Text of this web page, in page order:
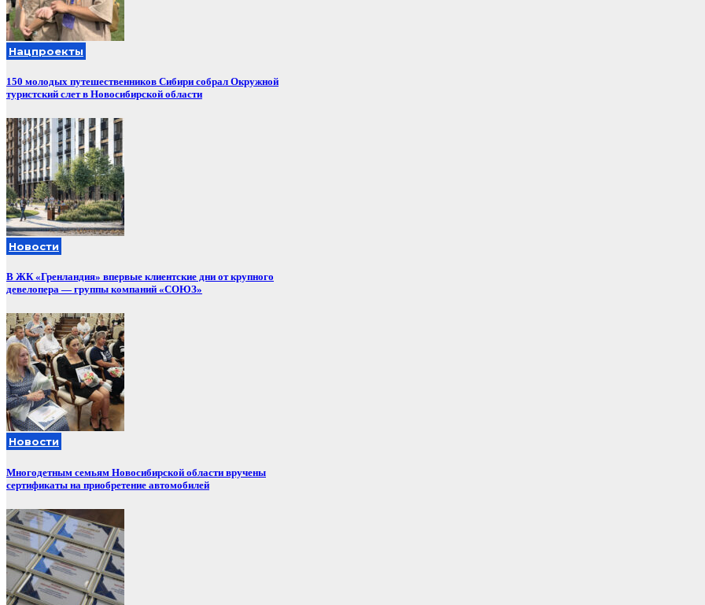
Нацпроекты
150 молодых путешественников Сибири собрал Окружной
туристский слет в Новосибирской области
Новости
В ЖК «Гренландия» впервые клиентские дни от крупного
девелопера — группы компаний «СОЮЗ»
Новости
Многодетным семьям Новосибирской области вручены
сертификаты на приобретение автомобилей